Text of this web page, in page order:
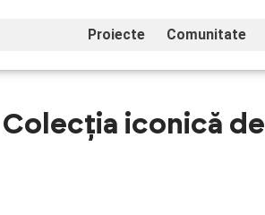
Proiecte Comunitate
Colecția iconică de